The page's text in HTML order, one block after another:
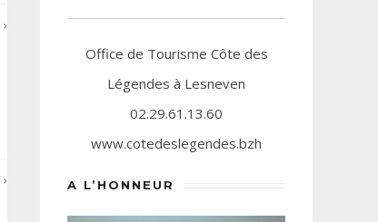
Office de Tourisme Côte des
Légendes à Lesneven
02.29.61.13.60
www.cotedeslegendes.bzh
A L’HONNEUR